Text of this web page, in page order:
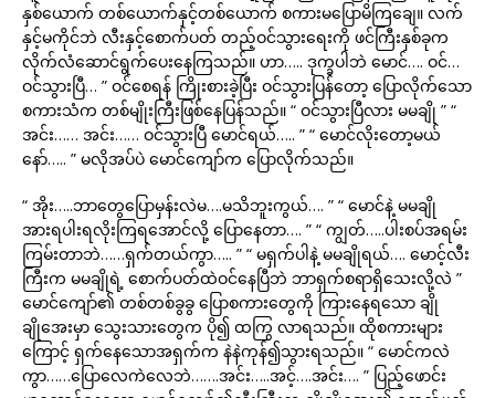
နှစ်ယောက် တစ်ယောက်နှင့်တစ်ယောက် စကားမပြောမိကြချေ။ လက်
နှင့်မကိုင်ဘဲ လီးနှင့်စောက်ပတ် တည့်ဝင်သွားရေးကို ဖင်ကြီးနှစ်ခုက
လိုက်လံဆောင်ရွက်ပေးနေကြသည်။ ဟာ….. ဒုက္ခပါဘဲ မောင်…. ဝင်…
ဝင်သွားပြီ… ” ဝင်စေရန် ကြိုးစားခဲ့ပြီး ဝင်သွားပြန်တော့ ပြောလိုက်သော
စကားသံက တစ်မျိုးကြီးဖြစ်နေပြန်သည်။ “ ဝင်သွားပြီလား မမချို ” “
အင်း…… အင်း…… ဝင်သွားပြီ မောင်ရယ်….. ” “ မောင်လိုးတော့မယ်
နော်….. ” မလိုအပ်ပဲ မောင်ကျော်က ပြောလိုက်သည်။
“ အိုး…..ဘာတွေပြောမှန်းလဲမ….မသိဘူးကွယ်…. ” “ မောင်နဲ့ မမချို
အားရပါးရလိုးကြရအောင်လို့ ပြောနေတာ…. ” “ ကျွတ်…..ပါးစပ်အရမ်း
ကြမ်းတာဘဲ……ရှက်တယ်ကွာ….. ” “ မရှက်ပါနဲ့ မမချိုရယ်…. မောင့်လီး
ကြီးက မမချိုရဲ့ စောက်ပတ်ထဲဝင်နေပြီဘဲ ဘာရှက်စရာရှိသေးလို့လဲ ”
မောင်ကျော်၏ တစ်တစ်ခွခွ ပြောစကားတွေကို ကြားနေရသော ချို
ချိုအေးမှာ သွေးသားတွေက ပို၍ ထကြွ လာရသည်။ ထိုစကားများ
ကြောင့် ရှက်နေသောအရှက်က နဲနဲကုန်၍သွားရသည်။ “ မောင်ကလဲ
ကွာ……ပြောလေကဲလေဘဲ…….အင်း…..အင့်….အင်း…. ” ပြည့်ဖောင်း